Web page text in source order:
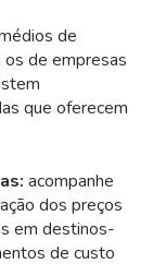
de
os de empresas
que oferecem
acompanhe
dos preços
em destinos-
de custo